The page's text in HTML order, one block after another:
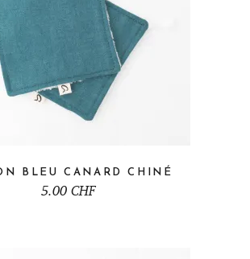
BLEU CANARD CHINÉ
5.00 CHF